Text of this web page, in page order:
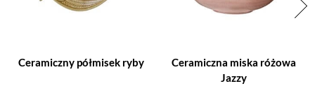
Ceramiczny półmisek ryby
Ceramiczna miska różowa
Jazzy